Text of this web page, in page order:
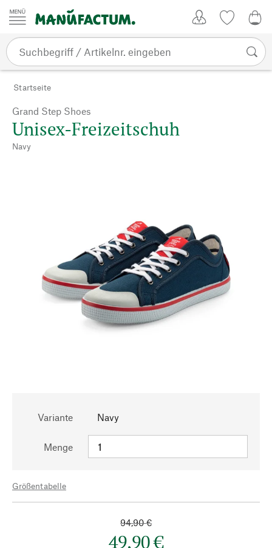
Zum Inhalt springen
Startseite
Grand Step Shoes
Unisex-Freizeitschuh
Navy
Variante Navy
Menge
Größentabelle
94,90 €
49,90 €